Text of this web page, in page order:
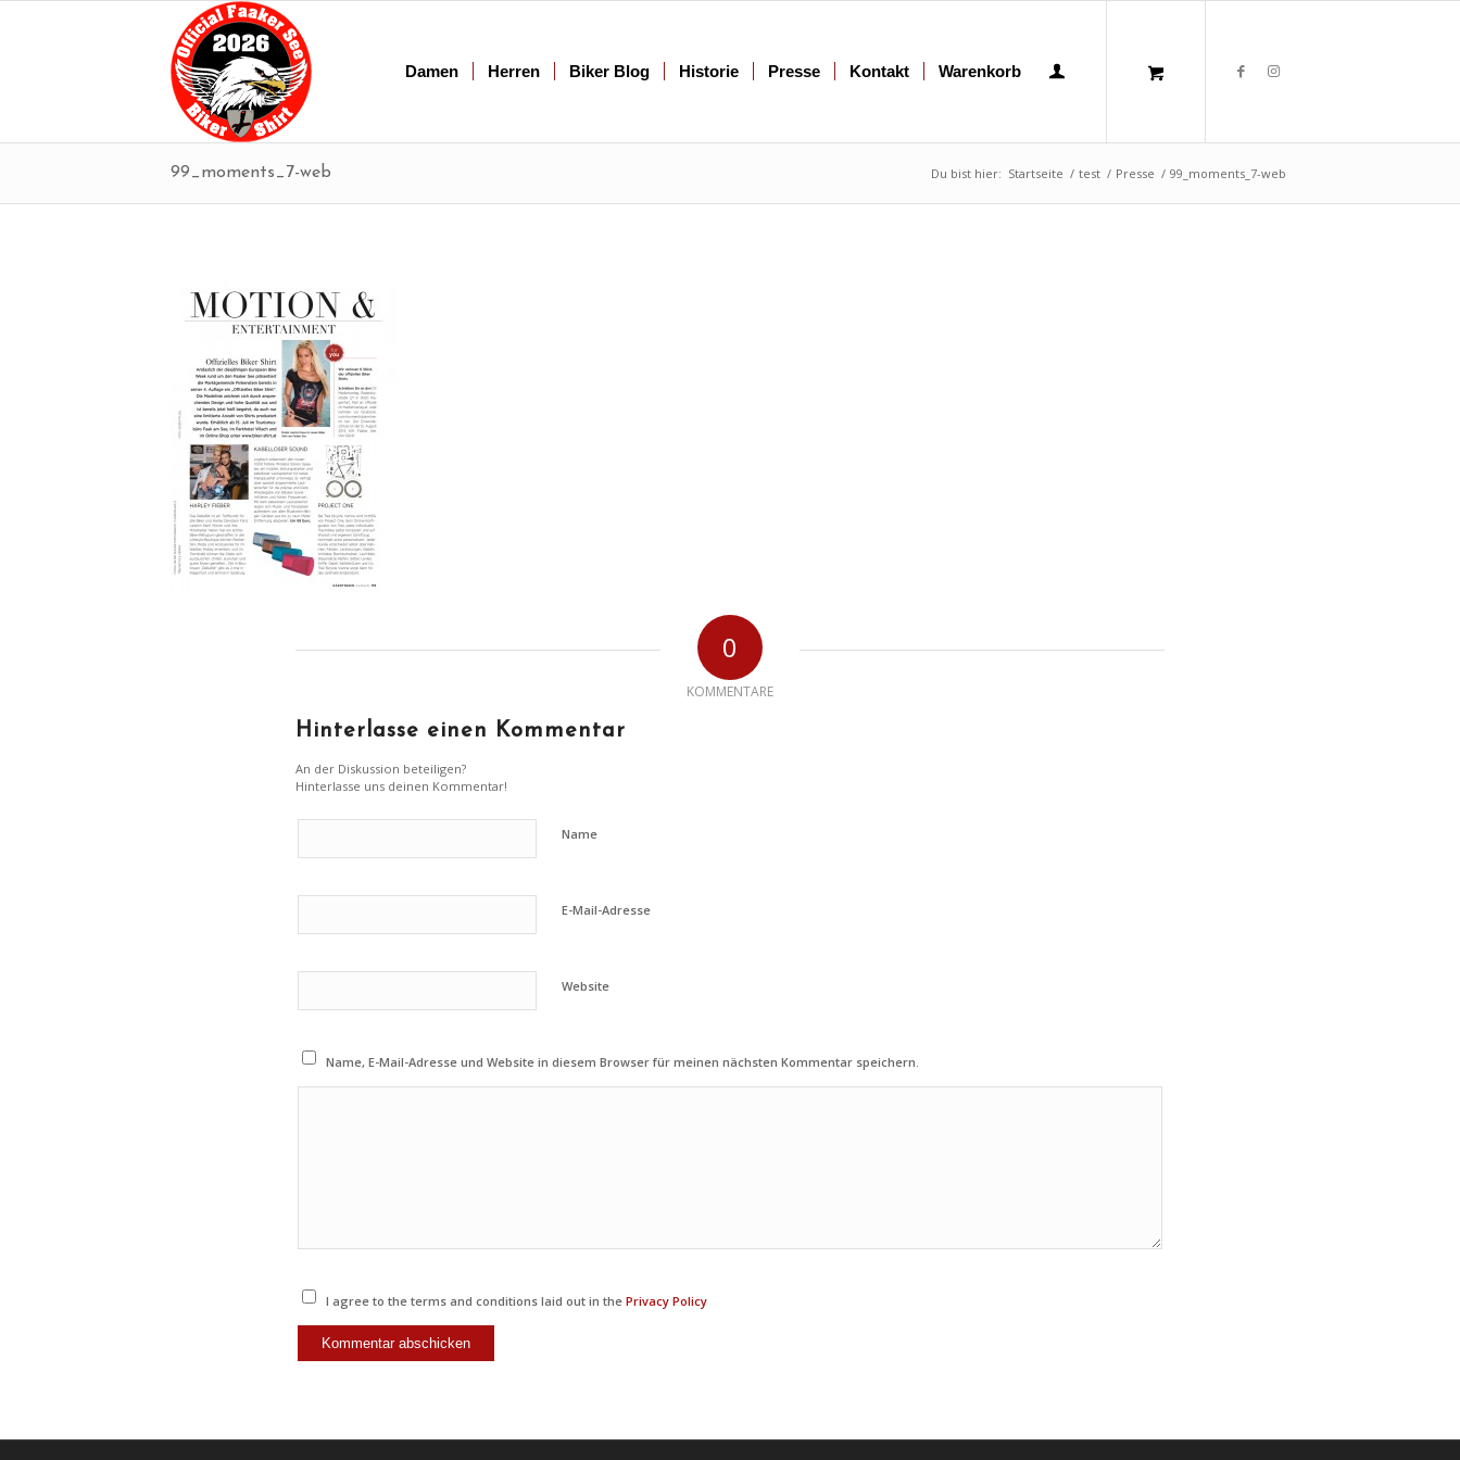
Damen Herren Biker Blog Historie Presse Kontakt Warenkorb
99_moments_7-web Du bist hier: Startseite / test / Presse / 99_moments_7-web
0
KOMMENTARE
Hinterlasse einen Kommentar
An der Diskussion beteiligen?
Hinterlasse uns deinen Kommentar!
Name
E-Mail-Adresse
Website
Name, E-Mail-Adresse und Website in diesem Browser für meinen nächsten Kommentar speichern.
I agree to the terms and conditions laid out in the Privacy Policy